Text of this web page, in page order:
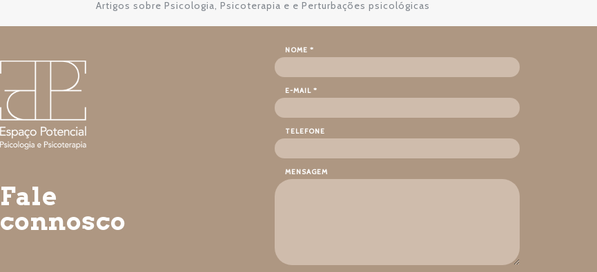
Artigos sobre Psicologia, Psicoterapia e e Perturbações psicológicas
Fale
connosco
NOME *
E-MAIL *
TELEFONE
MENSAGEM